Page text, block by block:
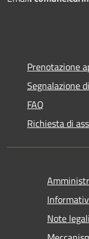
Prenotazione
Segnalazione
FAQ
Richiesta di
Note legali